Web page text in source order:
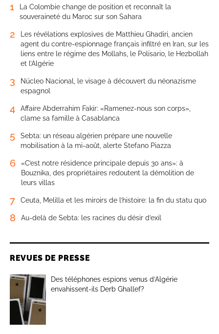
1
La Colombie change de position et reconnaît la
souveraineté du Maroc sur son Sahara
2
Les révélations explosives de Matthieu Ghadiri, ancien
agent du contre-espionnage français infiltré en Iran, sur les
liens entre le régime des Mollahs, le Polisario, le Hezbollah
et l’Algérie
3
Núcleo Nacional, le visage à découvert du néonazisme
espagnol
4
Affaire Abderrahim Fakir: «Ramenez-nous son corps»,
clame sa famille à Casablanca
5
Sebta: un réseau algérien prépare une nouvelle
mobilisation à la mi-août, alerte Stefano Piazza
6
«C’est notre résidence principale depuis 30 ans»: à
Bouznika, des propriétaires redoutent la démolition de
leurs villas
7 Ceuta, Melilla et les miroirs de l’histoire: la fin du statu quo
8 Au-delà de Sebta: les racines du désir d’exil
REVUES DE PRESSE
Des téléphones espions venus d’Algérie
envahissent-ils Derb Ghallef?